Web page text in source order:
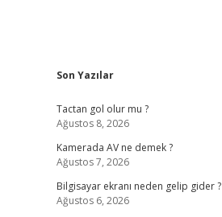
Sidebar
Son Yazılar
Tactan gol olur mu ?
Ağustos 8, 2026
Kamerada AV ne demek ?
Ağustos 7, 2026
Bilgisayar ekranı neden gelip gider ?
Ağustos 6, 2026